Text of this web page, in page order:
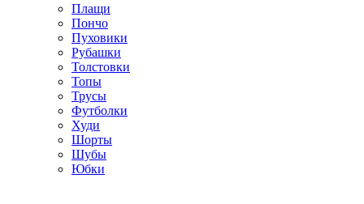
Плащи
Пончо
Пуховики
Рубашки
Толстовки
Топы
Трусы
Футболки
Худи
Шорты
Шубы
Юбки